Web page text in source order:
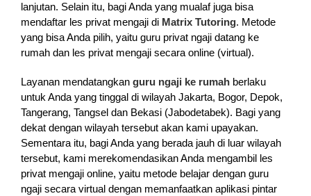
lanjutan. Selain itu, bagi Anda yang mualaf juga bisa
mendaftar les privat mengaji di Matrix Tutoring. Metode
yang bisa Anda pilih, yaitu guru privat ngaji datang ke
rumah dan les privat mengaji secara online (virtual).
Layanan mendatangkan guru ngaji ke rumahberlaku
untuk Anda yang tinggal di wilayah Jakarta, Bogor, Depok,
Tangerang, Tangsel dan Bekasi (Jabodetabek). Bagi yang
dekat dengan wilayah tersebut akan kami upayakan.
Sementara itu, bagi Anda yang berada jauh di luar wilayah
tersebut, kami merekomendasikan Anda mengambil les
privat mengaji online, yaitu metode belajar dengan guru
ngaji secara virtual dengan memanfaatkan aplikasi pintar